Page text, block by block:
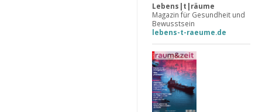
Lebens|t|räume
Magazin für Gesundheit und
Bewusstsein
lebens-t-raeume.de